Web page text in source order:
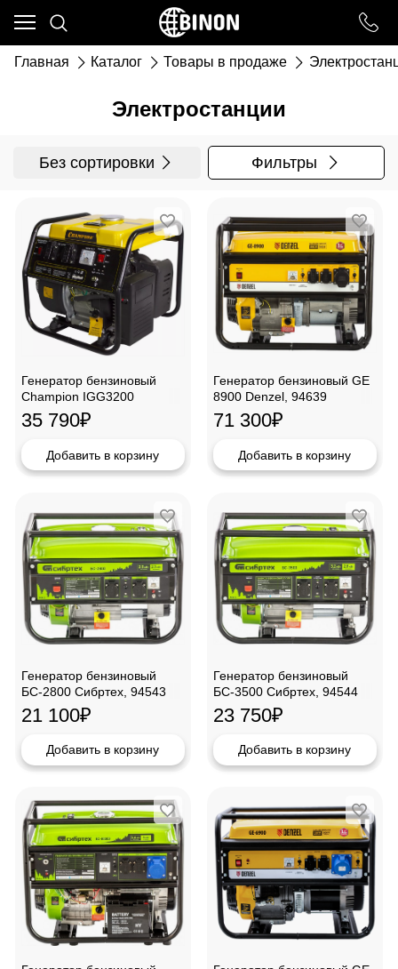
Главная Каталог Товары в продаже
Электростанции
Без сортировки Фильтры
Генератор бензиновый
Champion IGG3200
35 790₽
Добавить в корзину
Генератор бензиновый GE
8900 Denzel, 94639
71 300₽
Добавить в корзину
Генератор бензиновый
БС-2800 Сибртех, 94543
21 100₽
Добавить в корзину
Генератор бензиновый
БС-3500 Сибртех, 94544
23 750₽
Добавить в корзину
Ваш город - ст. Каневская,
угадали?
ДА НЕТ